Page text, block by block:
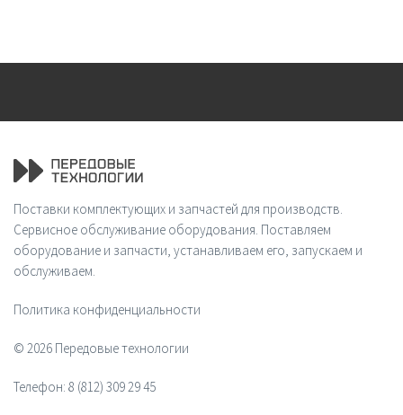
Поставки комплектующих и запчастей для производств.
Сервисное обслуживание оборудования. Поставляем
оборудование и запчасти, устанавливаем его, запускаем и
обслуживаем.
Политика конфиденциальности
© 2026 Передовые технологии
Телефон: 8 (812) 309 29 45